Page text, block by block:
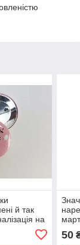
й так
на
на
на
50